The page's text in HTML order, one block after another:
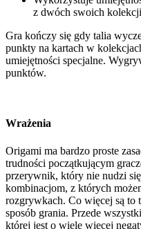
z dwóch swoich
Gra kończy się gdy talia
punkty na kartach w
umiejętności specjalne.
punktów.
Wrażenia
Origami ma bardzo proste
trudności początkującym
przerywnik, który nie nudzi
kombinacjom, z których
rozgrywkach. Co więcej są to
sposób grania. Przede
której jest o wiele więcej